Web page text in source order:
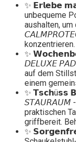
✨ 𝗘𝗿𝗹𝗲𝗯𝗲
unbequeme
aushalten,
konzentrieren.
✨
𝘋𝘌𝘓𝘜𝘟𝘌
auf dem
einem
✨ 𝗧𝘀𝗰𝗵ü𝘀𝘀
𝘚𝘛𝘈𝘜𝘙𝘈𝘜𝘔 -
praktischen
griffbereit.
✨